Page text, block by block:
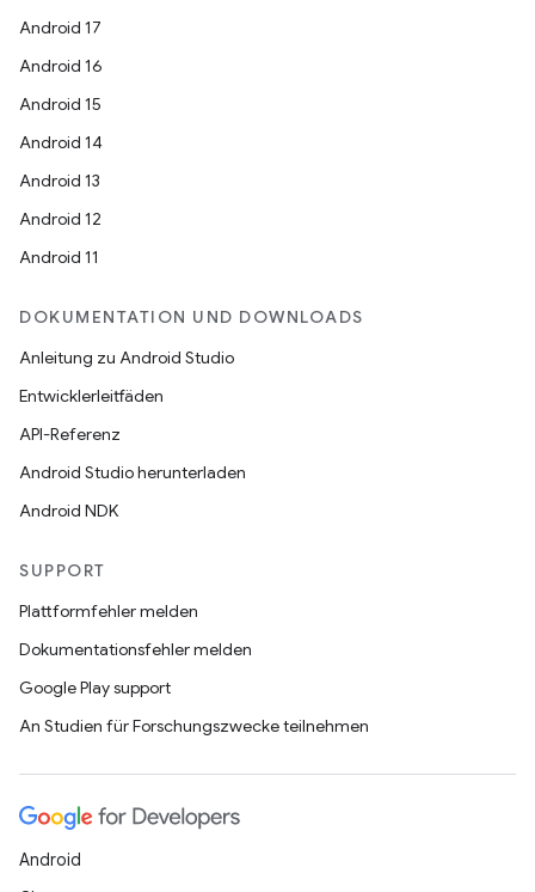
Android 17
Android 16
Android 15
Android 14
Android 13
Android 12
Android 11
DOKUMENTATION UND DOWNLOADS
Anleitung zu Android Studio
Entwicklerleitfäden
API-Referenz
Android Studio herunterladen
Android NDK
SUPPORT
Plattformfehler melden
Dokumentationsfehler melden
Google Play support
An Studien für Forschungszwecke teilnehmen
Android